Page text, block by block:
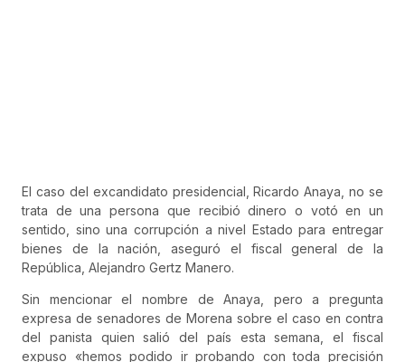
El caso del excandidato presidencial, Ricardo Anaya, no se
trata de una persona que recibió dinero o votó en un
sentido, sino una corrupción a nivel Estado para entregar
bienes de la nación, aseguró el fiscal general de la
República, Alejandro Gertz Manero.
Sin mencionar el nombre de Anaya, pero a pregunta
expresa de senadores de Morena sobre el caso en contra
del panista quien salió del país esta semana, el fiscal
expuso «hemos podido ir probando con toda precisión